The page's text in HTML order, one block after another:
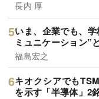
長内 厚
いま、企業でも、
ミュニケーション”
福島宏之
キオクシアでも
を示す「半導体」2